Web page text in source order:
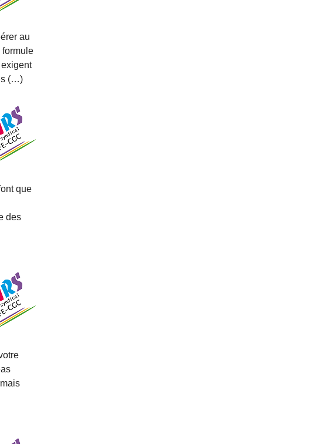
au
formule
(…)
que
des